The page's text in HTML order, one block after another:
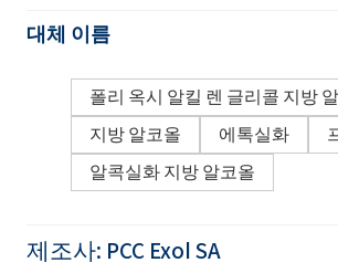
대체 이름
폴리 옥시 알킬 렌 글리콜 지방
지방 알코올
에톡실화
알콕실화 지방 알코올
제조사: PCC Exol SA